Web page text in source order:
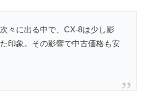
々に出る中で、CX-8は少し影
印象。その影響で中古価格も安